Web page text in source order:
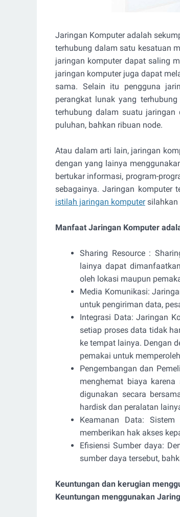
Jaringan Komputer adalah
terhubung dalam satu kesatuan
jaringan komputer dapat saling
jaringan komputer juga dapat
sama. Selain itu pengguna
perangkat lunak yang
terhubung dalam suatu
puluhan, bahkan ribuan node.
Atau dalam arti lain, jaringan
dengan yang lainya
bertukar informasi, program-
sebagainya. Jaringan komputer
istilah jaringan komputersilahkan
Manfaat Jaringan Komputer
Sharing Resource :
lainya dapat
oleh lokasi maupun
Media Komunikasi:
untuk pengiriman data,
Integrasi Data: Jaringan
setiap proses data tidak
ke tempat lainya. Dengan
pemakai untuk
Pengembangan dan
menghemat biaya
digunakan secara
hardisk dan peralatan
Keamanan Data:
memberikan hak akses
Efisiensi Sumber daya:
sumber daya tersebut,
Keuntungan dan kerugian
Keuntungan menggunakan